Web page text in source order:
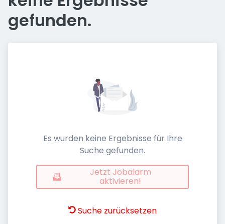
gefunden.
Es wurden keine Ergebnisse für Ihre
Suche gefunden.
Jetzt Jobalarm
aktivieren!
Suche zurücksetzen